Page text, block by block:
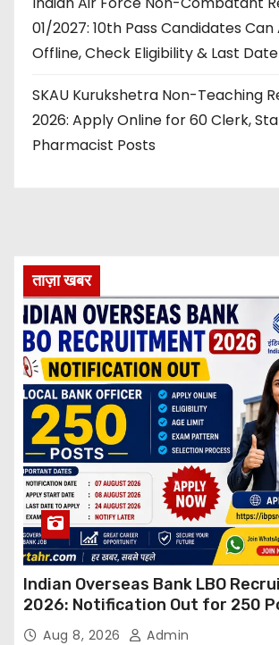
01/2027: 10th Pass Candidates
Offline, Check Eligibility & Last Date
SKAU Kurukshetra Non-Teaching
2026: Apply Online for 60 Clerk,
Pharmacist Posts
ताज़ा खबर
Indian Overseas Bank LBO
2026: Notification Out for 250
OnlineAug 8, 2026 Admin